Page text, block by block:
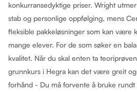
konkurransedyktige priser. Wright
stab og personlige oppfølging, mens
fleksible pakkeløsninger som kan være
mange elever. For de som søker en
kvalitet. Når du skal enten ta
grunnkurs i Hegra kan det være greit
forhånd - Du må forvente å bruke